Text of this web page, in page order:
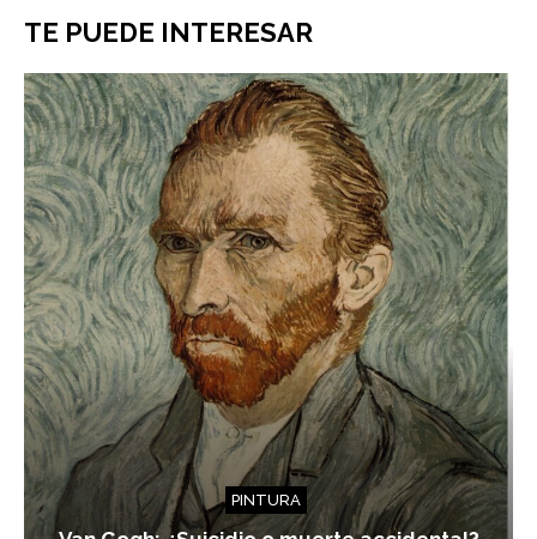
TE PUEDE INTERESAR
PINTURA